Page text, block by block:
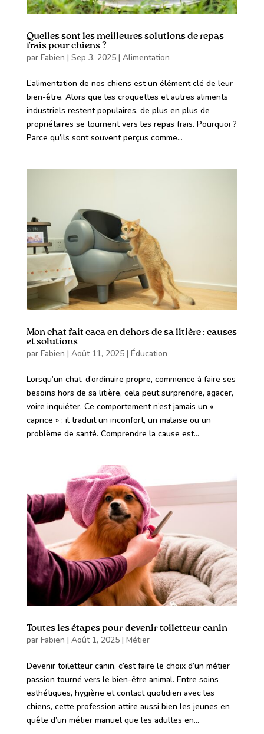
Quelles sont les meilleures solutions de repas
frais pour chiens ?
par Fabien | Sep 3, 2025| Alimentation
L’alimentation de nos chiens est un élément clé de leur
bien-être. Alors que les croquettes et autres aliments
industriels restent populaires, de plus en plus de
propriétaires se tournent vers les repas frais. Pourquoi ?
Parce qu’ils sont souvent perçus comme...
Mon chat fait caca en dehors de sa litière : causes
et solutions
par Fabien | Août 11, 2025| Éducation
Lorsqu’un chat, d’ordinaire propre, commence à faire ses
besoins hors de sa litière, cela peut surprendre, agacer,
voire inquiéter. Ce comportement n’est jamais un «
caprice » : il traduit un inconfort, un malaise ou un
problème de santé. Comprendre la cause est...
Toutes les étapes pour devenir toiletteur canin
par Fabien | Août 1, 2025| Métier
Devenir toiletteur canin, c’est faire le choix d’un métier
passion tourné vers le bien-être animal. Entre soins
esthétiques, hygiène et contact quotidien avec les
chiens, cette profession attire aussi bien les jeunes en
quête d’un métier manuel que les adultes en...